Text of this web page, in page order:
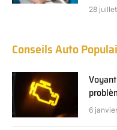
28
Conseils Auto
6